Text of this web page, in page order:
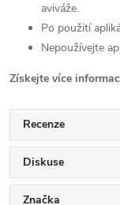
aviváže.
Po použití
Nepoužívejte
Získejte více
Recenze
Diskuse
Značka